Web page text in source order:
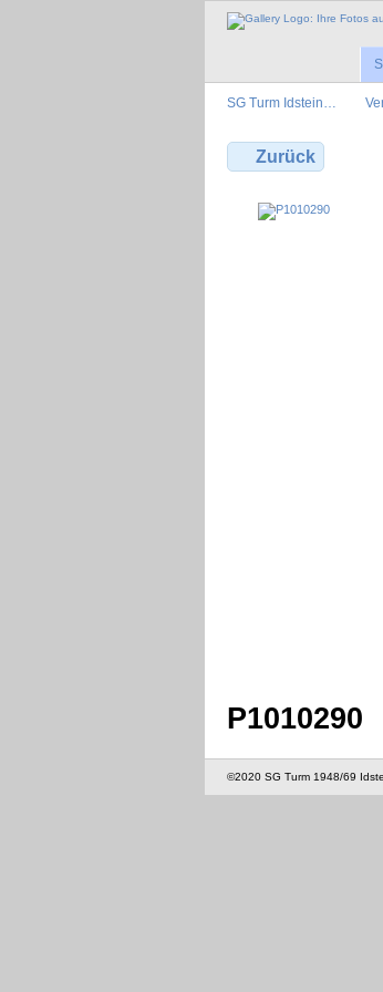
SG Turm Idstein…
Zurück
P1010290
©2020 SG Turm 1948/69